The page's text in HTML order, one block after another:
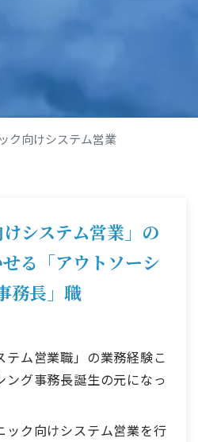
ク向けシステム営業
けシステム営業」の
る 「アウトソーシ
務長」職
テム営業職」の業務経験こ
ング事務長誕生の元になっ
ック向けシステム営業を行